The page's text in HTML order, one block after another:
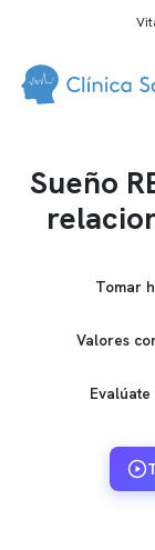
Sueño
Tomar
Valores
Evalúate